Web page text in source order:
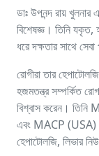
ডাঃ উপনন্দ রায়
বিশেষজ্ঞ। তিনি যকৃত,
ধরে দক্ষতার সাথে
রোগীরা তার
হজমতন্ত্র সম্পর্কিত
বিশ্বাস করেন।
এবং MACP (USA)
হেপাটোলজি, লিভার